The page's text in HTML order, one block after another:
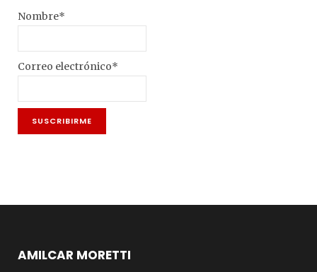
Nombre*
Correo electrónico*
AMILCAR MORETTI